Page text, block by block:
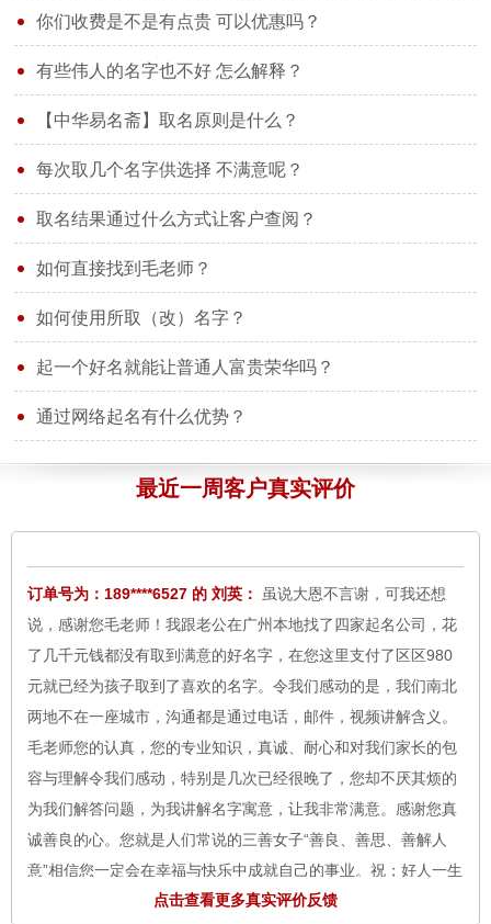
你们收费是不是有点贵 可以优惠吗？
有些伟人的名字也不好 怎么解释？
【中华易名斋】取名原则是什么？
每次取几个名字供选择 不满意呢？
取名结果通过什么方式让客户查阅？
如何直接找到毛老师？
如何使用所取（改）名字？
起一个好名就能让普通人富贵荣华吗？
通过网络起名有什么优势？
最近一周客户真实评价
订单号为：177****6524 的 晓红：您大气、真诚、热情、为客户
细心周到、不厌其烦全心全意的服务感动了我，同时也温暖了我
一颗灰心丧气的心。我发自内向的向您道一声 ：谢谢！您辛苦
了！8月7日
订单号为：156****5687 的 于先生：感谢中华易名斋取名网毛老
妮，明天报户口。8月7日
说，感谢您毛老师！我跟老公在广州本地找了四家起名公司，花
了几千元钱都没有取到满意的好名字，在您这里支付了区区980
元就已经为孩子取到了喜欢的名字。令我们感动的是，我们南北
两地不在一座城市，沟通都是通过电话，邮件，视频讲解含义。
毛老师您的认真，您的专业知识，真诚、耐心和对我们家长的包
容与理解令我们感动，特别是几次已经很晚了，您却不厌其烦的
为我们解答问题，为我讲解名字寓意，让我非常满意。感谢您真
诚善良的心。您就是人们常说的三善女子“善良、善思、善解人
意”相信您一定会在幸福与快乐中成就自己的事业。祝；好人一生
平安！感谢您——孩子的母亲。 8月7日
点击查看更多真实评价反馈
订单号为：135****4589的 四川涪陵崔小姐：您给孩子
取名-598元汇款已经收到。8月7日
订单号为：132****6735 的 广东江门姚先生：您的个人
改名-898元汇款已经收到。8月7日